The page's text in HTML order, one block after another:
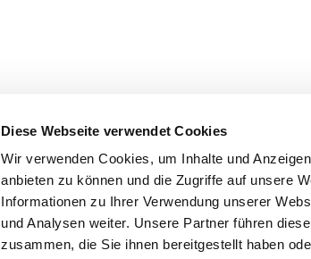
Diese Webseite verwendet Cookies
Wir verwenden Cookies, um Inhalte und
anbieten zu können und die Zugriffe auf unsere
Informationen zu Ihrer Verwendung unserer
und Analysen weiter. Unsere Partner führen
zusammen, die Sie ihnen bereitgestellt haben